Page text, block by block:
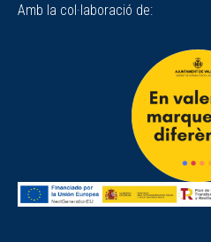
Amb la col·laboració de: